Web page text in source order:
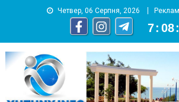
Четвер, 06 Серпня, 2026
7 : 08 :
информационный портал города